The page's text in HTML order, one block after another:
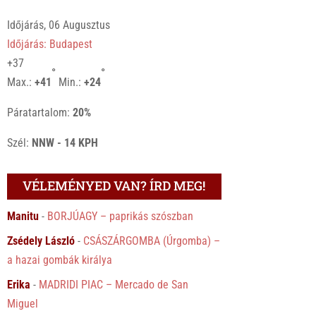
Időjárás, 06 Augusztus
Időjárás: Budapest
+37
Max.:+41
°
Min.:+24
°
Páratartalom:20%
Szél: NNW - 14 KPH
VÉLEMÉNYED VAN? ÍRD MEG!
Manitu - BORJÚAGY – paprikás szószban
Zsédely László - CSÁSZÁRGOMBA (Úrgomba) –
a hazai gombák királya
Erika - MADRIDI PIAC – Mercado de San
Miguel